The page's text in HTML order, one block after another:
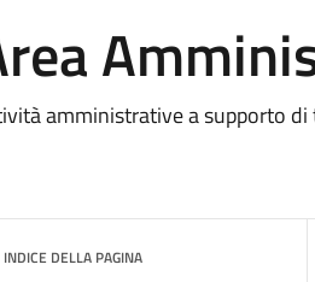
amministrative a supporto
INDICE DELLA PAGINA